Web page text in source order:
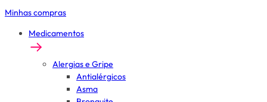
Minhas compras
Medicamentos
Alergias e Gripe
Antialérgicos
Asma